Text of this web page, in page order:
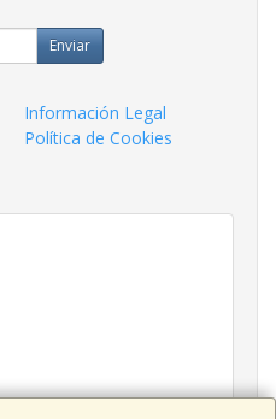
Enviar
Información Legal
Política de Cookies